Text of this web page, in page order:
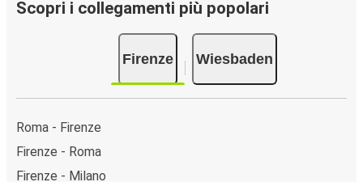
Scopri i collegamenti più popolari
Firenze Wiesbaden
Roma - Firenze
Firenze - Roma
Firenze - Milano